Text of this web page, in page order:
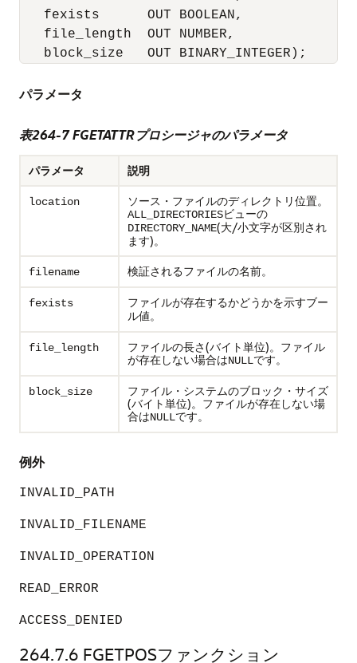
   fexists      OUT BOOLEAN,
   file_length  OUT NUMBER,
   block_size   OUT BINARY_INTEGER);
パラメータ
表264-7 FGETATTRプロシージャのパラメータ
パラメータ 説明
location ソース・ファイルのディレクトリ位置。
ALL_DIRECTORIESビューの
DIRECTORY_NAME(大/小文字が区別され
ます)。
filename 検証されるファイルの名前。
fexists ファイルが存在するかどうかを示すブー
ル値。
file_length
ファイルの長さ(バイト単位)。ファイル
が存在しない場合はNULLです。
block_size
ファイル・システムのブロック・サイズ
(バイト単位)。ファイルが存在しない場
合はNULLです。
例外
INVALID_PATH
INVALID_FILENAME
INVALID_OPERATION
READ_ERROR
ACCESS_DENIED
264.7.6 FGETPOSファンクション